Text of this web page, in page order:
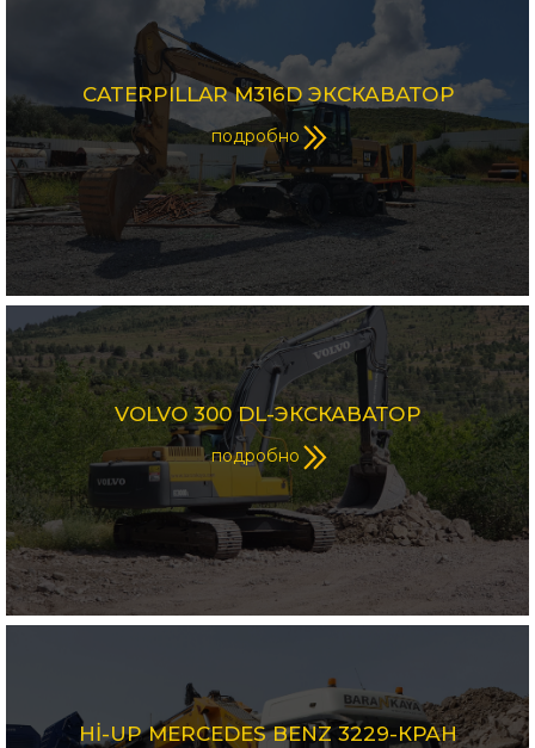
CATERPILLAR M316D ЭКСКАВАТОР
подробно
VOLVO 300 DL-ЭКСКАВАТОР
подробно
Hİ-UP MERCEDES BENZ 3229-КРАН